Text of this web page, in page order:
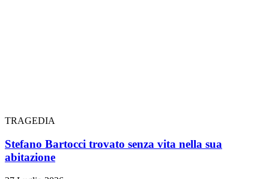
TRAGEDIA
Stefano Bartocci trovato senza vita nella sua
abitazione